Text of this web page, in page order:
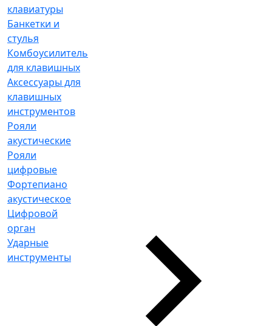
клавиатуры
Банкетки и
стулья
Комбоусилитель
для клавишных
Аксессуары для
клавишных
инструментов
Рояли
акустические
Рояли
цифровые
Фортепиано
акустическое
Цифровой
орган
Ударные
инструменты